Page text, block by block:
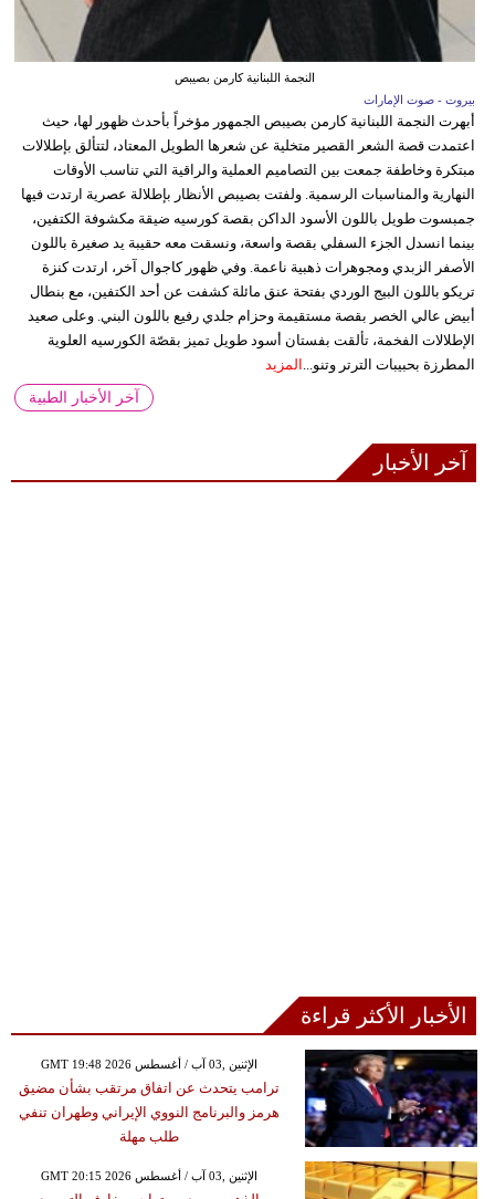
النجمة اللبنانية كارمن بصيبص
بيروت - صوت الإمارات
أبهرت النجمة اللبنانية كارمن بصيبص الجمهور مؤخراً بأحدث ظهور لها، حيث
اعتمدت قصة الشعر القصير متخلية عن شعرها الطويل المعتاد، لتتألق بإطلالات
مبتكرة وخاطفة جمعت بين التصاميم العملية والراقية التي تناسب الأوقات
النهارية والمناسبات الرسمية. ولفتت بصيبص الأنظار بإطلالة عصرية ارتدت فيها
جمبسوت طويل باللون الأسود الداكن بقصة كورسيه ضيقة مكشوفة الكتفين،
بينما انسدل الجزء السفلي بقصة واسعة، ونسقت معه حقيبة يد صغيرة باللون
الأصفر الزبدي ومجوهرات ذهبية ناعمة. وفي ظهور كاجوال آخر، ارتدت كنزة
تريكو باللون البيج الوردي بفتحة عنق مائلة كشفت عن أحد الكتفين، مع بنطال
أبيض عالي الخصر بقصة مستقيمة وحزام جلدي رفيع باللون البني. وعلى صعيد
الإطلالات الفخمة، تألقت بفستان أسود طويل تميز بقصّة الكورسيه العلوية
المطرزة بحبيبات الترتر وتنو... المزيد
آخر الأخبار الطبية
آخر الأخبار
الأخبار الأكثر قراءة
GMT 19:48 2026 الإثنين ,03 آب / أغسطس
ترامب يتحدث عن اتفاق مرتقب بشأن مضيق
هرمز والبرنامج النووي الإيراني وطهران تنفي
طلب مهلة
GMT 20:15 2026 الإثنين ,03 آب / أغسطس